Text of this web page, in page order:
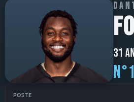
31
POSTE